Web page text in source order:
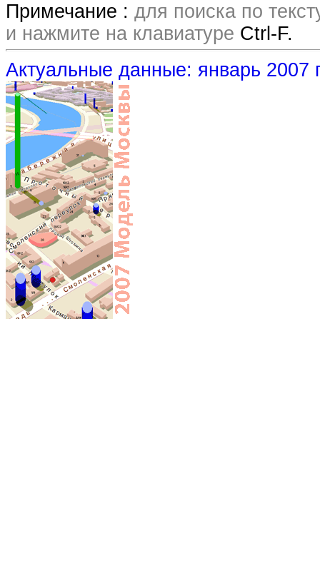
Примечание : для поиска по
и нажмите на клавиатуре Ctrl-F.
Актуальные данные: январь 2007